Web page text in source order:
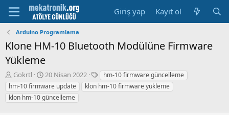
Giriş yap Kayıt ol
Arduino Programlama
Klone HM-10 Bluetooth Modülüne Firmware
Yükleme
K
o
n
u
Gokrtl
B
a
ş
l
20 Nisan 2022
E
t
i
hm-10 firmware güncelleme
hm-10 firmware update
klon hm-10 firmware yükleme
klon hm-10 güncelleme